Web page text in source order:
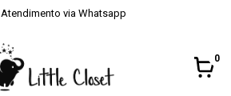
Atendimento via Whatsapp
0